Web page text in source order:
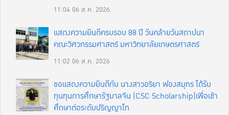
11:0406 ส.ค. 2026
แสดงความยินดีครบรอบ 88 ปี วันคล้ายวันสถาปนา
คณะวิศวกรรมศาสตร์ มหาวิทยาลัยเกษตรศาสตร์
11:02 06 ส.ค. 2026
ขอแสดงความยินดีกับ นางสาวอริยา ฟองสมุทร ได้รับ
ทุนทุนการศึกษารัฐบาลจีน (CSC Scholarship)เพื่อเข้า
ศึกษาต่อระดับปริญญาโท